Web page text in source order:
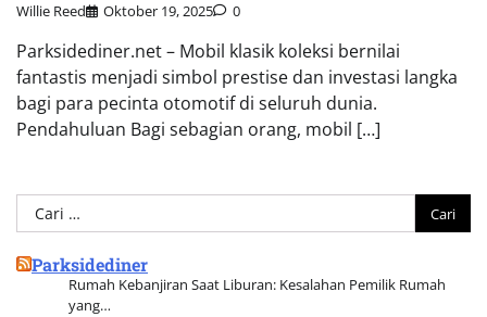
Willie Reed Oktober 19, 2025 0
Parksidediner.net – Mobil klasik koleksi bernilai
fantastis menjadi simbol prestise dan investasi langka
bagi para pecinta otomotif di seluruh dunia.
Pendahuluan Bagi sebagian orang, mobil […]
Cari
untuk:
Parksidediner
Rumah Kebanjiran Saat Liburan: Kesalahan Pemilik Rumah
yang…